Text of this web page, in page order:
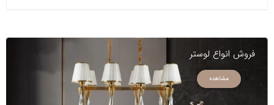
مشاهده
فروش انواع لوستر